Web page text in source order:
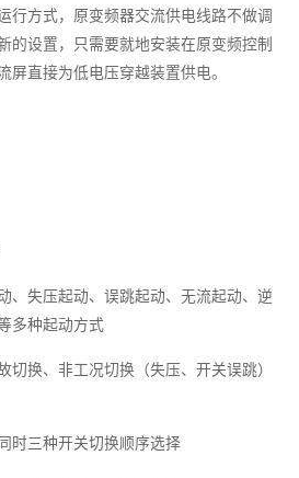
行方式，原变频器交流供电线路不做调
的设置，只需要就地安装在原变频控制
屏直接为低电压穿越装置供电。
、失压起动、误跳起动、无流起动、逆
多种起动方式
切换、非工况切换（失压、开关误跳）
时三种开关切换顺序选择